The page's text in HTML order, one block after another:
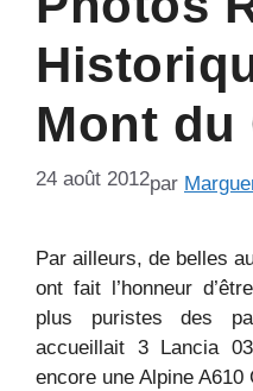
Mont du
24 août 2012par
Par ailleurs, de belles
ont fait l’honneur
plus puristes des
accueillait 3 Lancia
encore une Alpine A610